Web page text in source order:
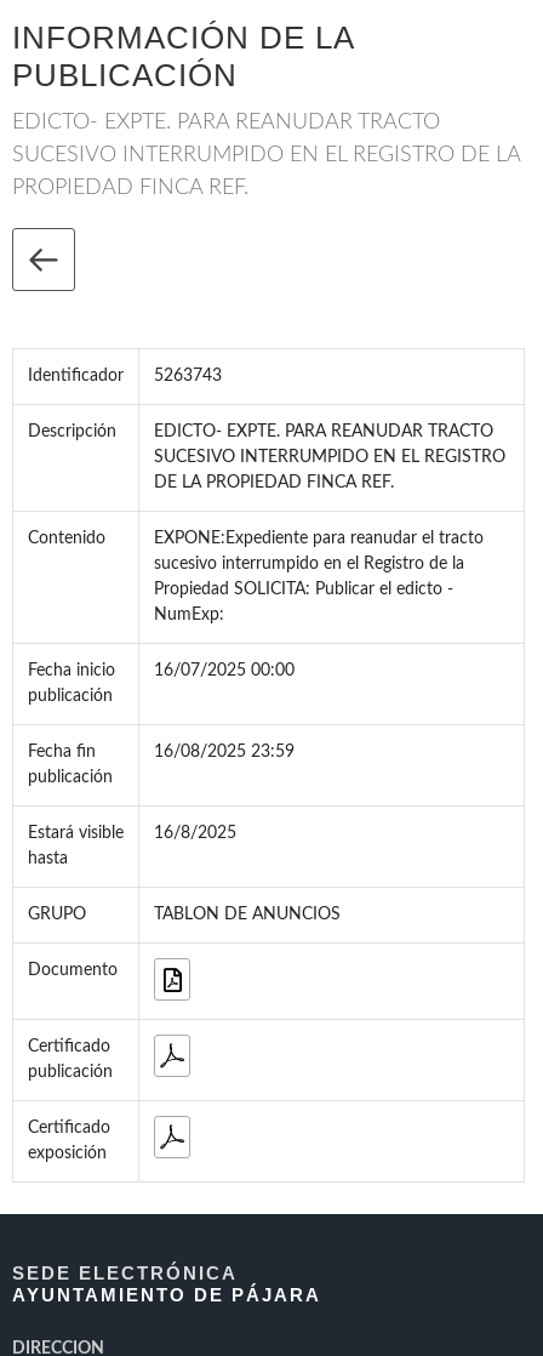
INFORMACIÓN DE LA
PUBLICACIÓN
EDICTO- EXPTE. PARA REANUDAR TRACTO
SUCESIVO INTERRUMPIDO EN EL REGISTRO DE LA
PROPIEDAD FINCA REF.
Identificador 5263743
Descripción
EDICTO- EXPTE. PARA REANUDAR TRACTO
SUCESIVO INTERRUMPIDO EN EL REGISTRO
DE LA PROPIEDAD FINCA REF.
Contenido
EXPONE:Expediente para reanudar el tracto
sucesivo interrumpido en el Registro de la
Propiedad SOLICITA: Publicar el edicto -
NumExp:
Fecha inicio
publicación
16/07/2025 00:00
Fecha fin
publicación
16/08/2025 23:59
Estará visible
hasta
16/8/2025
GRUPO TABLON DE ANUNCIOS
Documento
Certificado
publicación
Certificado
exposición
SEDE ELECTRÓNICA
AYUNTAMIENTO DE PÁJARA
DIRECCION